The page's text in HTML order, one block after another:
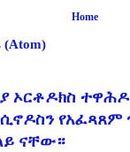
Home
(Atom)
ኦርቶዶክስ
የአፈጻጸም
ናቸው።